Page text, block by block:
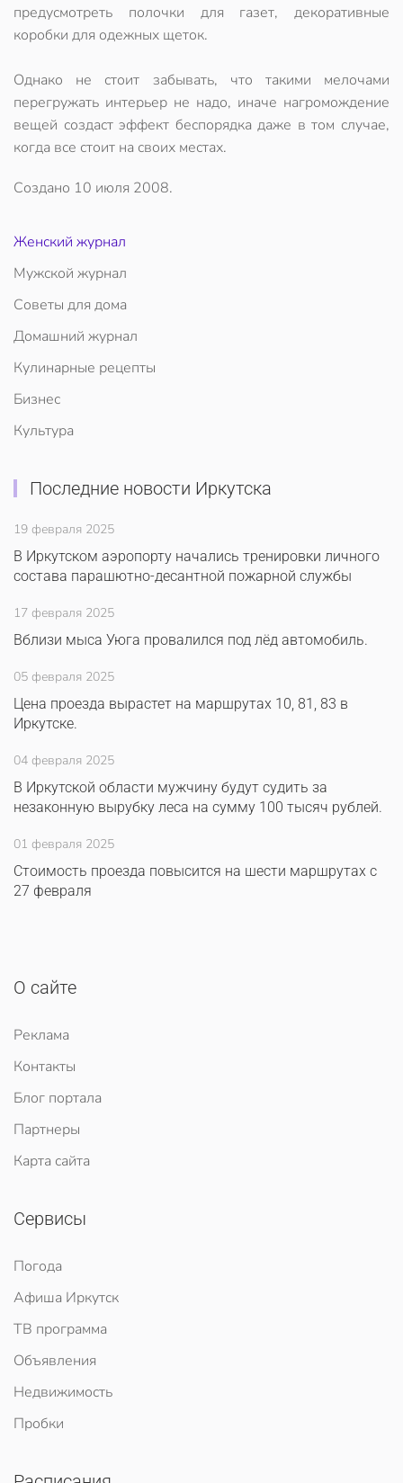
предусмотреть полочки для газет, декоративные
коробки для одежных щеток.
Однако не стоит забывать, что такими мелочами
перегружать интерьер не надо, иначе нагромождение
вещей создаст эффект беспорядка даже в том случае,
когда все стоит на своих местах.
Создано 10 июля 2008.
Женский журнал
Мужской журнал
Советы для дома
Домашний журнал
Кулинарные рецепты
Бизнес
Культура
Последние новости Иркутска
19 февраля 2025
В Иркутском аэропорту начались тренировки личного
состава парашютно-десантной пожарной службы
17 февраля 2025
Вблизи мыса Уюга провалился под лёд автомобиль.
05 февраля 2025
Цена проезда вырастет на маршрутах 10, 81, 83 в
Иркутске.
04 февраля 2025
В Иркутской области мужчину будут судить за
незаконную вырубку леса на сумму 100 тысяч рублей.
01 февраля 2025
Стоимость проезда повысится на шести маршрутах с
27 февраля
О сайте
Реклама
Контакты
Блог портала
Партнеры
Карта сайта
Сервисы
Погода
Афиша Иркутск
ТВ программа
Объявления
Недвижимость
Пробки